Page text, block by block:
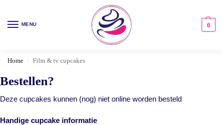
MENU 0
Home / Film & tv cupcakes
Bestellen?
Deze cupcakes kunnen (nog) niet online worden besteld
Handige cupcake informatie